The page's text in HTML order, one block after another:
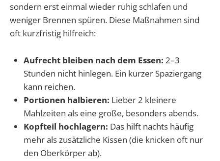
sondern erst einmal wieder ruhig schlafen und
weniger Brennen spüren. Diese Maßnahmen sind
oft kurzfristig hilfreich:
Aufrecht bleiben nach dem Essen: 2–3
Stunden nicht hinlegen. Ein kurzer Spaziergang
kann reichen.
Portionen halbieren: Lieber 2 kleinere
Mahlzeiten als eine große, besonders abends.
Kopfteil hochlagern: Das hilft nachts häufig
mehr als zusätzliche Kissen (die knicken oft nur
den Oberkörper ab).